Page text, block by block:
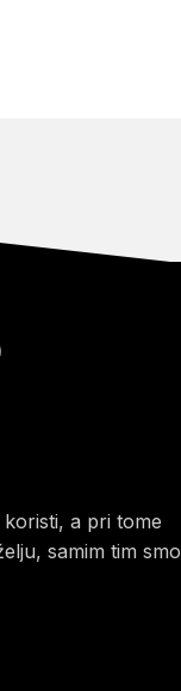
a pri tome
samim tim smo